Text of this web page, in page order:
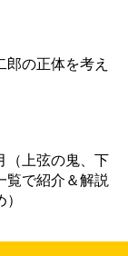
郎の正体を考え
（上弦の鬼、下
覧で紹介＆解説